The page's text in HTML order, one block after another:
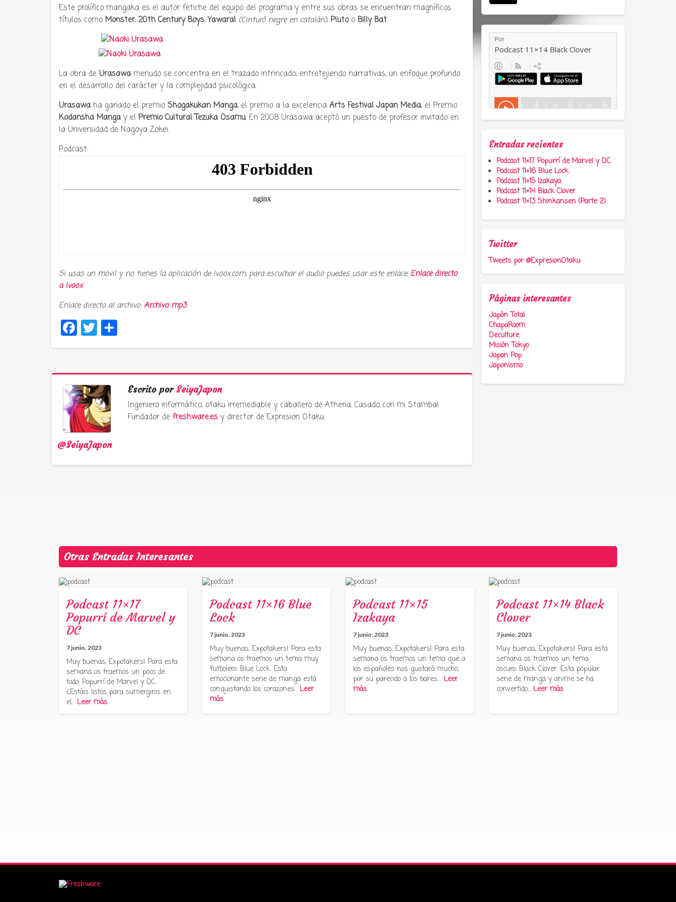
cultura japonesa ツ
Este prolífico mangaka es el autor fetiche del equipo del programa y entre sus obras se encuentran magníficos
títulos como Monster, 20th Century Boys,Yawara! (Cinturó negre en catalán), Plutoo Billy Bat.
La obra de Urasawa menudo se concentra en el trazado intrincado, entretejiendo narrativas, un enfoque profundo
en el desarrollo del carácter y la complejidad psicológica.
Urasawa ha ganado el premio Shogakukan Manga, el premio a la excelencia Arts Festival Japan Media, el Premio
Kodansha Manga y el Premio Cultural Tezuka Osamu. En 2008 Urasawa aceptó un puesto de profesor invitado en
la Universidad de Nagoya Zokei.
Podcast:
Si usas un movil y no tienes la aplicación de Ivoox.com, para escuchar el audio puedes usar este enlace: Enlace directo
aIvoox
Enlace directo al archivo:Archivo mp3
Facebook
Twitter
@SeiyaJapon
Escrito por SeiyaJapon
Ingeniero informático, otaku irremediable y caballero de Athena. Casado con mi Stamba!
Fundador de freshware.esy director de Expresion Otaku.
Entradas recientes
Podcast 11×17 Popurrí de Marvel y DC
Podcast 11×16 Blue Lock
Podcast 11×15 Izakaya
Podcast 11×14 Black Clover
Podcast 11×13 Shinkansen (Parte 2)
Twitter
Tweets por @ExpresionOtaku
Páginas interesantes
Japón Total
ChapaRoom
Deculture
Misión Tokyo
Japon Pop
Japonismo
Otras Entradas Interesantes
Podcast 11×17
Popurrí de Marvel y
DC
7 junio, 2023
Muy buenas, Expotakers! Para esta
semana os traemos un poco de
todo: Popurrí de Marvel y DC.
¿Estáis listos para sumergiros en
el… Leer más
Podcast 11×16 Blue
Lock
7 junio, 2023
Muy buenas, Expotakers! Para esta
semana os traemos un tema muy
futbolero: Blue Lock. Esta
emocionante serie de manga está
conquistando los corazones… Leer
más
Podcast 11×15
Izakaya
7 junio, 2023
Muy buenas, Expotakers! Para esta
semana os traemos un tema que a
los españoles nos gustará mucho,
por su parecido a los bares:… Leer
más
Podcast 11×14 Black
Clover
7 junio, 2023
Muy buenas, Expotakers! Para esta
semana os traemos un tema
oscuro: Black Clover. Esta popular
serie de manga y anime se ha
convertido… Leer más